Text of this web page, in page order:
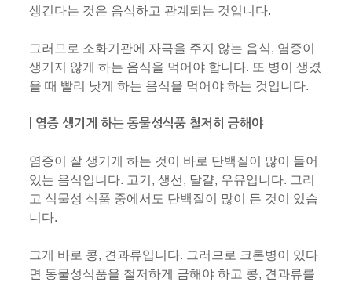
생긴다는 것은 음식하고 관계되는 것입니다.
그러므로 소화기관에 자극을 주지 않는 음식, 염증이
생기지 않게 하는 음식을 먹어야 합니다. 또 병이 생겼
을 때 빨리 낫게 하는 음식을 먹어야 하는 것입니다.
| 염증 생기게 하는 동물성식품 철저히 금해야
염증이 잘 생기게 하는 것이 바로 단백질이 많이 들어
있는 음식입니다. 고기, 생선, 달걀, 우유입니다. 그리
고 식물성 식품 중에서도 단백질이 많이 든 것이 있습
니다.
그게 바로 콩, 견과류입니다. 그러므로 크론병이 있다
면 동물성식품을 철저하게 금해야 하고 콩, 견과류를